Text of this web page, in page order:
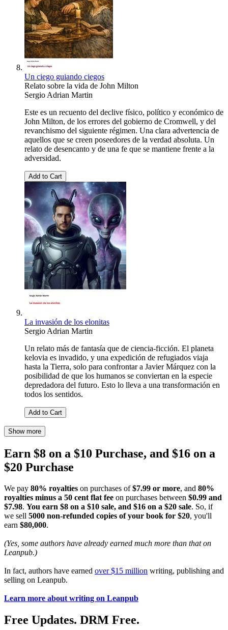
Un ciego guiando ciegos
Relato sobre la vida de John Milton
Sergio Adrian Martin
Este es un recuento del declive físico, político y económico de
John Milton, de los errores del gobierno de Cromwell, y del
revanchismo del siguiente régimen. Una clara advertencia de
aquellos que se creen poseedores de la verdad absoluta. Un
relato de desencanto y de una fe que se mantiene frente a la
adversidad.
Add to Cart
La invasión de los elonitas
Sergio Adrian Martin
Un relato más de fantasía que de ciencia-ficción. El planeta
kelovia es invadido, y una expedición de refugiados viaja
hasta la Tierra, solo para confrontar a Javier Márquez con la
posibilidad de que los humanos se conviertan en la especie
depredadora del futuro. Esto lo lleva a una transformación en
todos los sentidos.
Add to Cart
Show more
Earn $8 on a $10 Purchase, and $16 on a
$20 Purchase
We pay 80% royalties on purchases of$7.99 or more, and 80%
royalties minus a 50 cent flat fee on purchases between $0.99 and
$7.98. You earn $8 on a $10 sale, and $16 on a $20 sale. So, if
we sell 5000 non-refunded copies of your book for $20, you'll
earn $80,000.
(Yes, some authors have already earned much more than that on
Leanpub.)
In fact, authors have earned over $15 million writing, publishing and
selling on Leanpub.
Learn more about writing on Leanpub
Free Updates. DRM Free.